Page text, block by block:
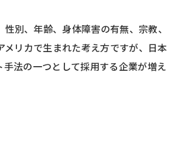
別、年齢、身体障害の有無、宗教、
リカで生まれた考え方ですが、日本
法の一つとして採用する企業が増え